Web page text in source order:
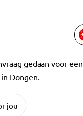
gedaan voor
Dongen.
jou